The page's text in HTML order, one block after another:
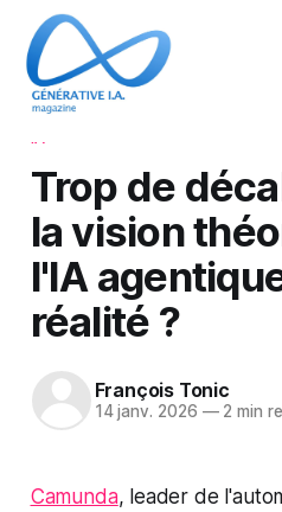
Trop de
la vision
l'IA
réalité ?
François Tonic
14 janv. 2026 —2 min
Camunda, leader de